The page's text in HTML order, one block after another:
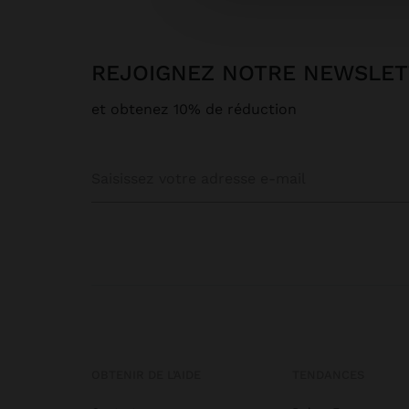
REJOIGNEZ NOTRE
et obtenez 10% de réduction